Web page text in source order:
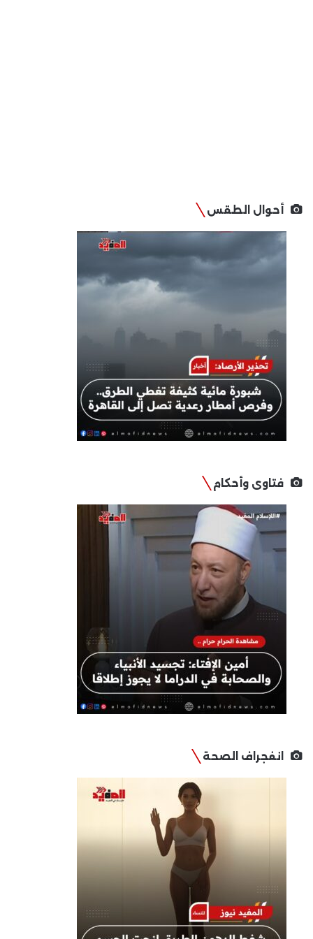
أحوال الطقس
فتاوى وأحكام
انفجراف الصحة